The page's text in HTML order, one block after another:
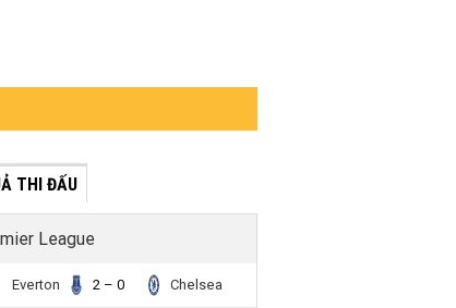
THI ĐẤU
League
Everton 2 – 0 Chelsea